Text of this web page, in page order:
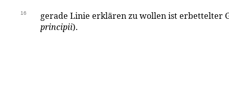
16
gerade Linie erklären zu wollen ist erbettelter
principii).